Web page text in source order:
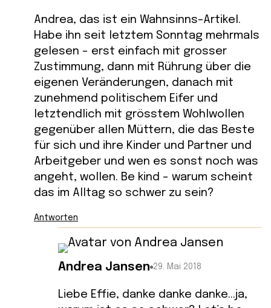
Andrea, das ist ein Wahnsinns-Artikel.
Habe ihn seit letztem Sonntag mehrmals
gelesen – erst einfach mit grosser
Zustimmung, dann mit Rührung über die
eigenen Veränderungen, danach mit
zunehmend politischem Eifer und
letztendlich mit grösstem Wohlwollen
gegenüber allen Müttern, die das Beste
für sich und ihre Kinder und Partner und
Arbeitgeber und wen es sonst noch was
angeht, wollen. Be kind – warum scheint
das im Alltag so schwer zu sein?
Antworten
Andrea Jansen 29. Mai 2018
Liebe Effie, danke danke danke…ja,